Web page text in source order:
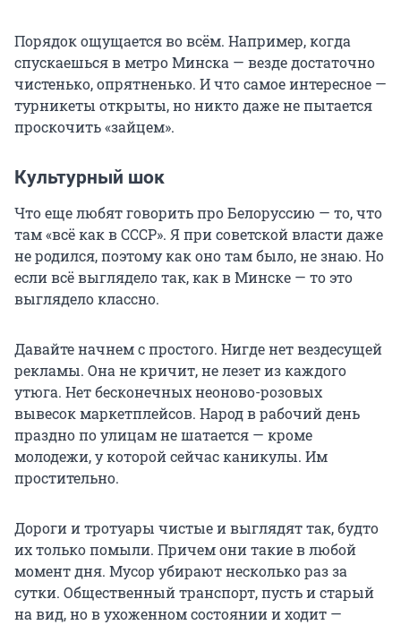
Порядок ощущается во всём. Например, когда
спускаешься в метро Минска — везде достаточно
чистенько, опрятненько. И что самое интересное —
турникеты открыты, но никто даже не пытается
проскочить «зайцем».
Культурный шок
Что еще любят говорить про Белоруссию — то, что
там «всё как в СССР». Я при советской власти даже
не родился, поэтому как оно там было, не знаю. Но
если всё выглядело так, как в Минске — то это
выглядело классно.
Давайте начнем с простого. Нигде нет вездесущей
рекламы. Она не кричит, не лезет из каждого
утюга. Нет бесконечных неоново-розовых
вывесок маркетплейсов. Народ в рабочий день
праздно по улицам не шатается — кроме
молодежи, у которой сейчас каникулы. Им
простительно.
Дороги и тротуары чистые и выглядят так, будто
их только помыли. Причем они такие в любой
момент дня. Мусор убирают несколько раз за
сутки. Общественный транспорт, пусть и старый
на вид, но в ухоженном состоянии и ходит —